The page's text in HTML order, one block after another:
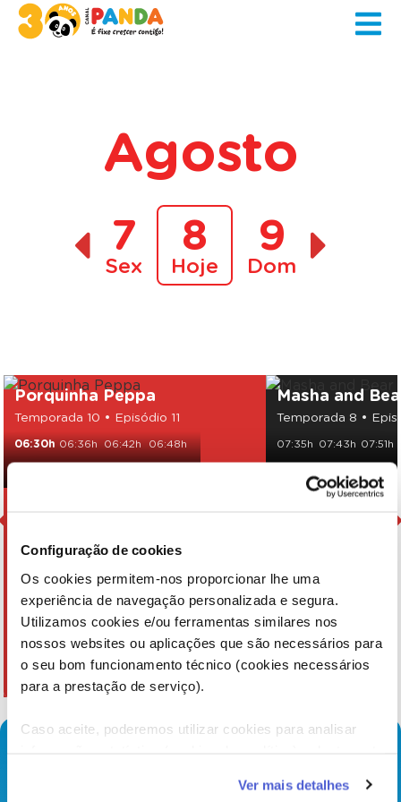
Configuração de cookies
Os cookies permitem-nos proporcionar lhe uma
experiência de navegação personalizada e segura.
Utilizamos cookies e/ou ferramentas similares nos
nossos websites ou aplicações que são necessários para
o seu bom funcionamento técnico (cookies necessários
para a prestação de serviço).
Caso aceite, poderemos utilizar cookies para analisar
funcionalidades (cookies de personalização e
Ver mais detalhes
Agosto
7
Sex
8
Hoje
9
Dom
Porquinha Peppa
Temporada 10 • Episódio 11
06:30h 06:36h 06:42h 06:48h
06:54h 07:00h 07:06h
Masha and
Temporada 8 •
07:35h 07:43h 07:51h
08:10h 08:18h 09:55h